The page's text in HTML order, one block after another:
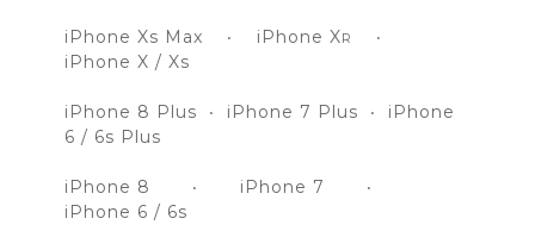
iPhone Xs Max ‧ iPhone XR
‧
iPhone X / Xs
iPhone 8 Plus ‧ iPhone 7 Plus ‧
iPhone
6 / 6s Plus
iPhone 8 ‧ iPhone 7 ‧
iPhone 6 / 6s